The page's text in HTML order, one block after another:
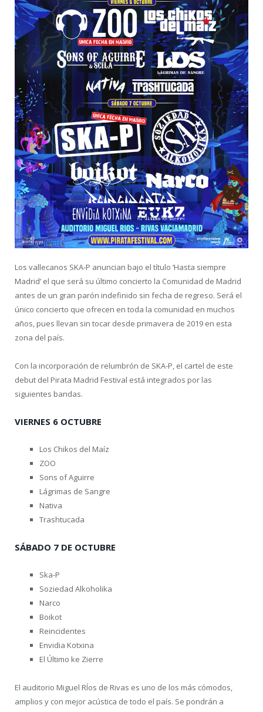
Los vallecanos SKA-P anuncian bajo el título ‘Hasta siempre
Madrid’ el que será su último concierto la Comunidad de Madrid
antes de un gran parón indefinido sin fecha de regreso. Será el
único concierto que ofrecen en toda la comunidad en muchos
años, pues llevan sin tocar desde primavera de 2019 en esta
zona del país.
Con la incorporación de relumbrón de SKA-P, el cartel de este
debut del Pirata Madrid Festival está integrados por las
siguientes bandas.
VIERNES 6 OCTUBRE
Los Chikos del Maíz
ZOO
Sons of Aguirre
Lágrimas de Sangre
Nativa
Trashtucada
SÁBADO 7 DE OCTUBRE
Ska-P
Soziedad Alkoholika
Narco
Boikot
Reincidentes
Envidia Kotxina
El Último ke Zierre
El auditorio Miguel RÍos de Rivas es uno de los más cómodos,
amplios y con mejor acústica de todo el país. Se pondrán a